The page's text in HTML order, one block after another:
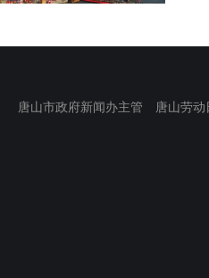
唐山市政府新闻办主管 唐山劳